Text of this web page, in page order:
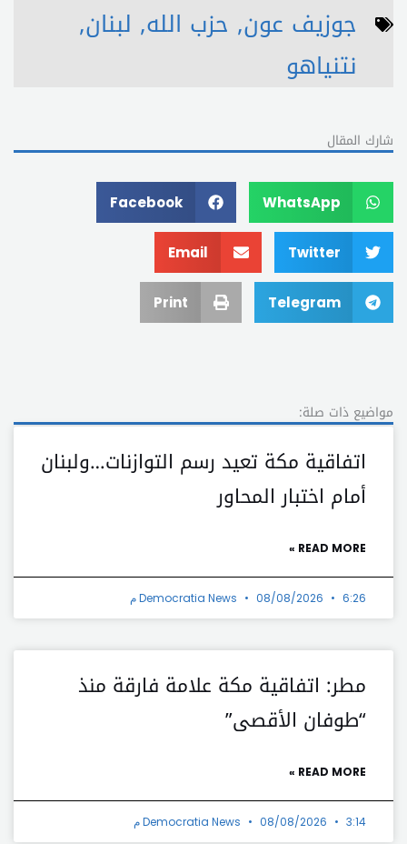
جوزيف عون, حزب الله, لبنان,
نتنياهو
شارك المقال
WhatsApp
Facebook
Twitter
Email
Telegram
Print
مواضيع ذات صلة:
اتفاقية مكة تعيد رسم التوازنات…ولبنان
أمام اختبار المحاور
READ MORE »
Democratia News 08/08/2026 6:26 م
مطر: اتفاقية مكة علامة فارقة منذ
“طوفان الأقصى”
READ MORE »
Democratia News 08/08/2026 3:14 م